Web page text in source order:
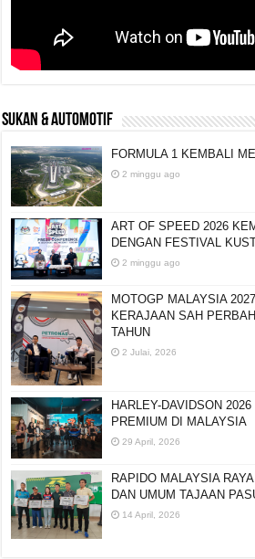
SUKAN & AUTOMOTIF
FORMULA 1 KEMBALI
2 minggu ago
ART OF SPEED 2026
DENGAN FESTIVAL
2 minggu ago
MOTOGP MALAYSIA
KERAJAAN SAH
TAHUN
2 Julai, 2026
HARLEY-DAVIDSON
PREMIUM DI MALAYSIA
29 April, 2026
RAPIDO MALAYSIA
DAN UMUM TAJAAN
14 April, 2026